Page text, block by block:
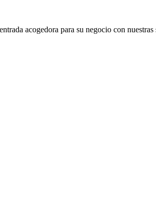
acogedora para su negocio con nuestras